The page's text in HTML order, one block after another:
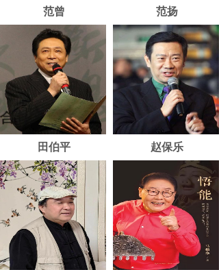
范曾 范扬
田伯平 赵保乐